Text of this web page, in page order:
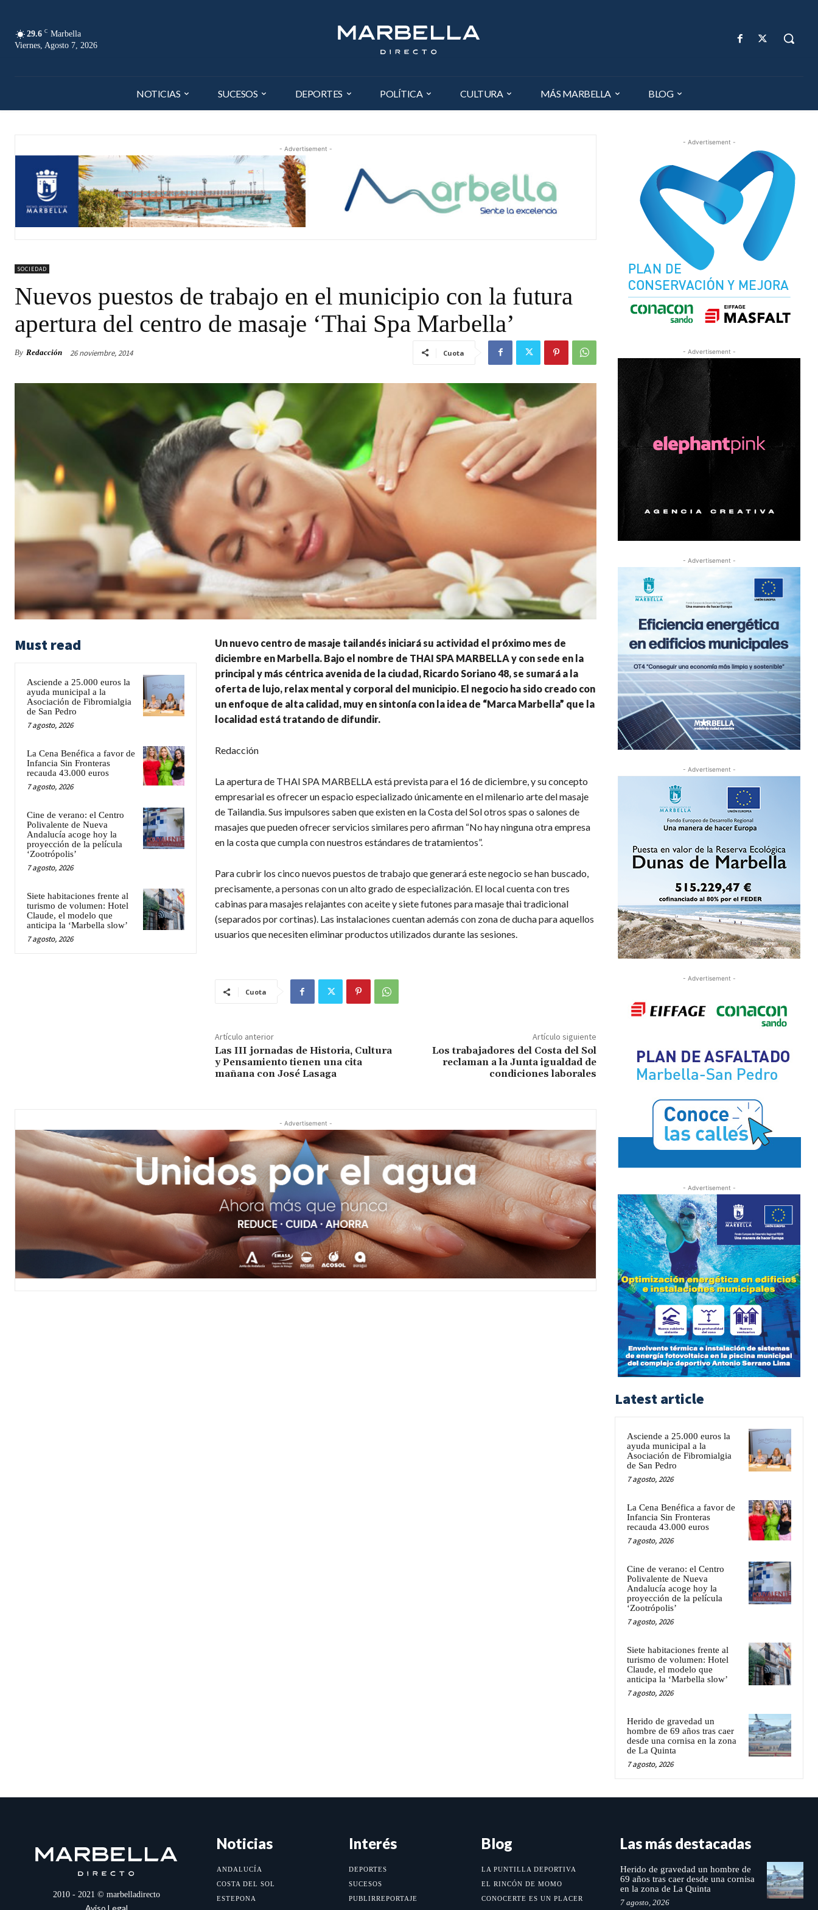
29.6 C Marbella
Viernes, Agosto 7, 2026
NOTICIAS SUCESOS DEPORTES POLÍTICA CULTURA MÁS MARBELLA BLOG
- Advertisement -
SOCIEDAD
Nuevos puestos de trabajo en el municipio con la futura
apertura del centro de masaje ‘Thai Spa Marbella’
By Redacción 26 noviembre, 2014 Cuota
Must read
Asciende a 25.000 euros la
ayuda municipal a la
Asociación de Fibromialgia
de San Pedro
7 agosto, 2026
La Cena Benéfica a favor de
Infancia Sin Fronteras
recauda 43.000 euros
7 agosto, 2026
Cine de verano: el Centro
Polivalente de Nueva
Andalucía acoge hoy la
proyección de la película
‘Zootrópolis’
7 agosto, 2026
Siete habitaciones frente al
turismo de volumen: Hotel
Claude, el modelo que
anticipa la ‘Marbella slow’
7 agosto, 2026
Un nuevo centro de masaje tailandés iniciará su actividad el próximo mes de
diciembre en Marbella. Bajo el nombre de THAI SPA MARBELLA y con sede en la
principal y más céntrica avenida de la ciudad, Ricardo Soriano 48, se sumará a la
oferta de lujo, relax mental y corporal del municipio. El negocio ha sido creado con
un enfoque de alta calidad, muy en sintonía con la idea de “Marca Marbella” que la
localidad está tratando de difundir.
Redacción
La apertura de THAI SPA MARBELLA está prevista para el 16 de diciembre, y su concepto
empresarial es ofrecer un espacio especializado únicamente en el milenario arte del masaje
de Tailandia. Sus impulsores saben que existen en la Costa del Sol otros spas o salones de
masajes que pueden ofrecer servicios similares pero afirman “No hay ninguna otra empresa
en la costa que cumpla con nuestros estándares de tratamientos”.
Para cubrir los cinco nuevos puestos de trabajo que generará este negocio se han buscado,
precisamente, a personas con un alto grado de especialización. El local cuenta con tres
cabinas para masajes relajantes con aceite y siete futones para masaje thai tradicional
(separados por cortinas). Las instalaciones cuentan además con zona de ducha para aquellos
usuarios que necesiten eliminar productos utilizados durante las sesiones.
Cuota
Artículo anterior
Las III jornadas de Historia, Cultura
y Pensamiento tienen una cita
mañana con José Lasaga
Artículo siguiente
Los trabajadores del Costa del Sol
reclaman a la Junta igualdad de
condiciones laborales
- Advertisement -
- Advertisement -
- Advertisement -
- Advertisement -
- Advertisement -
- Advertisement -
- Advertisement -
Latest article
Asciende a 25.000 euros la
ayuda municipal a la
Asociación de Fibromialgia
de San Pedro
7 agosto, 2026
La Cena Benéfica a favor de
Infancia Sin Fronteras
recauda 43.000 euros
7 agosto, 2026
Cine de verano: el Centro
Polivalente de Nueva
Andalucía acoge hoy la
proyección de la película
‘Zootrópolis’
7 agosto, 2026
Siete habitaciones frente al
turismo de volumen: Hotel
Claude, el modelo que
anticipa la ‘Marbella slow’
7 agosto, 2026
Herido de gravedad un
hombre de 69 años tras caer
desde una cornisa en la zona
de La Quinta
7 agosto, 2026
2010 - 2021 © marbelladirecto
Aviso Legal
Noticias
ANDALUCÍA
COSTA DEL SOL
ESTEPONA
Interés
DEPORTES
SUCESOS
PUBLIRREPORTAJE
Blog
LA PUNTILLA DEPORTIVA
EL RINCÓN DE MOMO
CONOCERTE ES UN PLACER
Las más destacadas
Herido de gravedad un hombre de
69 años tras caer desde una cornisa
en la zona de La Quinta
7 agosto, 2026